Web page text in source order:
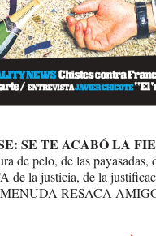
SE TE ACABÓ LA
de pelo, de las
de la justicia, de la
RESACA